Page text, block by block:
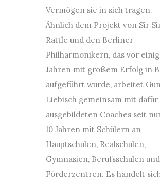
Vermögen sie in sich tragen.
Ähnlich dem Projekt von Sir
Rattle und den Berliner
Philharmonikern, das vor
Jahren mit großem Erfolg in
aufgeführt wurde, arbeitet
Liebisch gemeinsam mit dafür
ausgebildeten Coaches seit
10 Jahren mit Schülern an
Hauptschulen, Realschulen,
Gymnasien, Berufsschulen und
Förderzentren. Es handelt